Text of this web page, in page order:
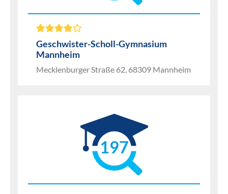
Geschwister-Scholl-Gymnasium
Mannheim
Mecklenburger Straße 62, 68309 Mannheim
197